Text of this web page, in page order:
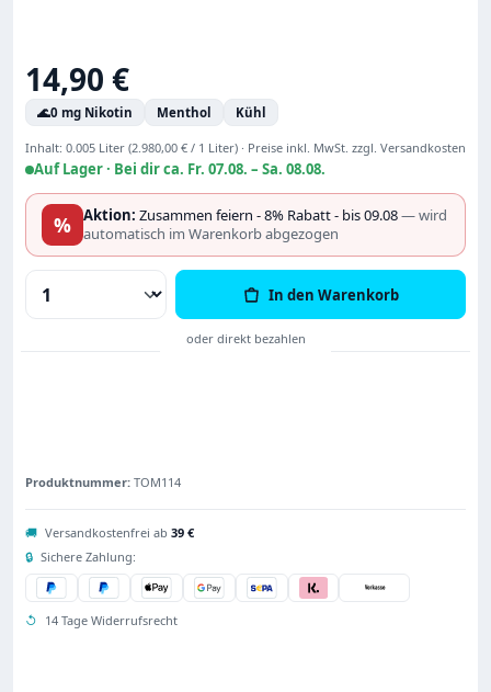
Regulärer Preis:
14,90 €
🌊0 mg Nikotin Menthol Kühl
Inhalt: 0.005 Liter (2.980,00 € / 1 Liter) · Preise inkl. MwSt. zzgl. Versandkosten
Auf Lager · Bei dir ca. Fr. 07.08. – Sa. 08.08.
% Aktion: Zusammen feiern - 8% Rabatt - bis 09.08— wird
automatisch im Warenkorb abgezogen
Produkt Anzahl: Gib den gewünschten
In den Warenkorb
Produktnummer: TOM114
🚚 Versandkostenfrei ab 39 €
🔒 Sichere Zahlung:
↺ 14 Tage Widerrufsrecht